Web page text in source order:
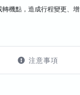
機點，造成行程變更、增
注意事項